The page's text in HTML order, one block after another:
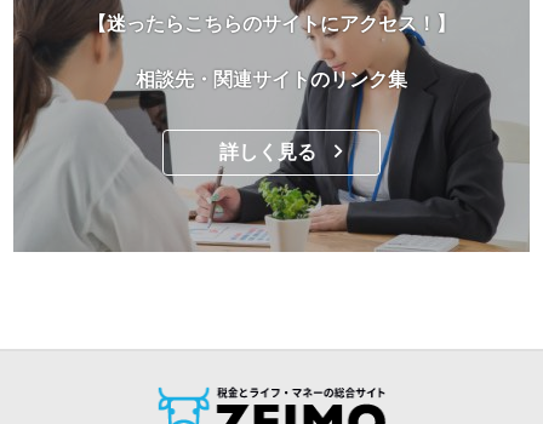
【迷ったらこちらのサイトにアクセス！】
相談先・関連サイトのリンク集
詳しく見る